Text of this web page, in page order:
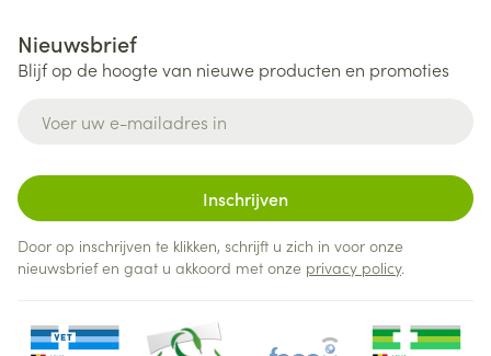
Nieuwsbrief
Blijf op de hoogte van nieuwe producten en promoties
Inschrijven
Door op inschrijven te klikken, schrijft u zich in voor onze
nieuwsbrief en gaat u akkoord met onze privacy policy.